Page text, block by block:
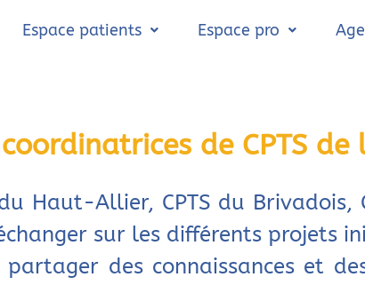
Espace patients Espace pro
de CPTS
Haut-Allier, CPTS du Brivadois,
sur les différents projets
des connaissances et